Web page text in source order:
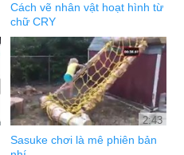
Cách vẽ nhân vật hoạt hình từ
chữ CRY
2:43
Sasuke chơi là mê phiên bản